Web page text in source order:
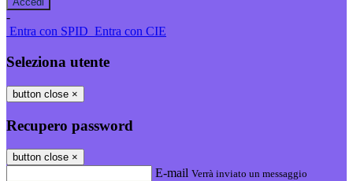
-
Entra con SPID Entra con CIE
Seleziona utente
button close ×
Recupero password
button close ×
E-mail Verrà inviato un messaggio